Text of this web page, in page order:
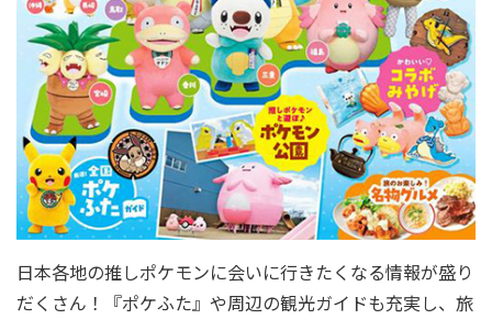
日本各地の推しポケモンに会いに行きたくなる情報が盛り
だくさん！『ポケふた』や周辺の観光ガイドも充実し、旅